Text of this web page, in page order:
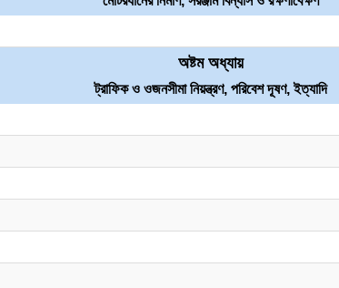
অষ্টম অধ্যায়
ট্রাফিক ও ওজনসীমা নিয়ন্ত্রণ, পরিবেশ দূষণ, ইত্যাদি